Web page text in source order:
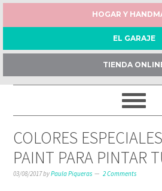
HOGAR Y
EL GARAJE
TIENDA
COLORES
PAINT PARA PINTAR
03/08/2017byPaula Piqueras 2 Comments